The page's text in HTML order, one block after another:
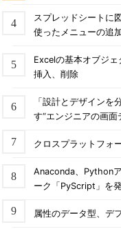
スプレッドシートに
使ったメニューの追
Excelの基本オブジェ
挿入、削除
「設計とデザイン
す“エンジニアの画面
クロスプラットフォ
Anaconda、Python
ーク「PyScript」を
属性のデータ型、デ